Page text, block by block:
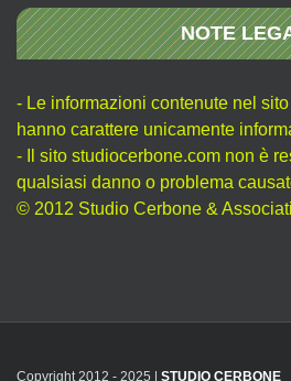
NOTE
- Le informazioni contenute nel
hanno carattere unicamente
- Il sito studiocerbone.com non è
qualsiasi danno o problema
© 2012 Studio Cerbone &
Copyright 2012 - 2025 | STUDIO CERBONE